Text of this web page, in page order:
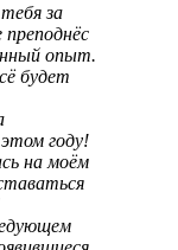
за
опыт.
будет
году!
на моём